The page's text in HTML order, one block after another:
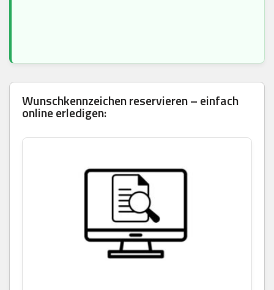
Wunschkennzeichen reservieren – einfach
online erledigen: